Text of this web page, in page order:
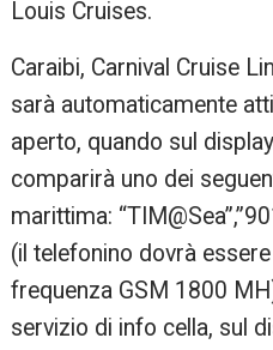
Louis Cruises.
Caraibi, Carnival Cruise
sarà automaticamente
aperto, quando sul
comparirà uno dei
marittima:
(il telefonino dovrà
frequenza GSM 1800
servizio di info cella, sul